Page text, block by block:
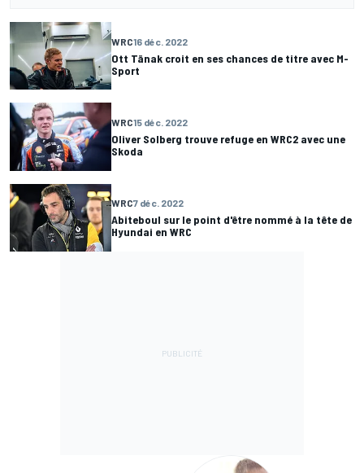
WRC16 déc. 2022
Ott Tänak croit en ses chances de titre avec M-
Sport
WRC15 déc. 2022
Oliver Solberg trouve refuge en WRC2 avec une
Skoda
WRC7 déc. 2022
Abiteboul sur le point d'être nommé à la tête de
Hyundai en WRC